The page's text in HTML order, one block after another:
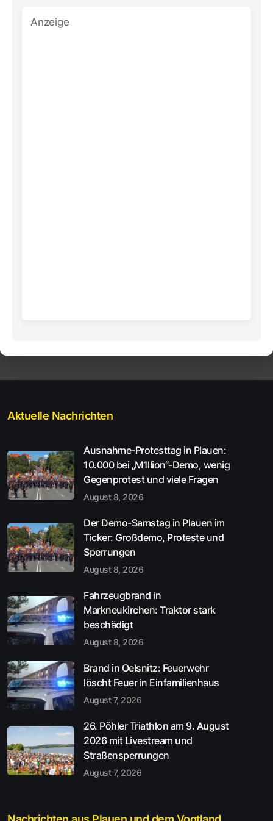
Anzeige
Aktuelle Nachrichten
Ausnahme-Protesttag in Plauen:
10.000 bei „M1llion“-Demo, wenig
Gegenprotest und viele Fragen
August 8, 2026
Der Demo-Samstag in Plauen im
Ticker: Großdemo, Proteste und
Sperrungen
August 8, 2026
Fahrzeugbrand in
Markneukirchen: Traktor stark
beschädigt
August 8, 2026
Brand in Oelsnitz: Feuerwehr
löscht Feuer in Einfamilienhaus
August 7, 2026
26. Pöhler Triathlon am 9. August
2026 mit Livestream und
Straßensperrungen
August 7, 2026